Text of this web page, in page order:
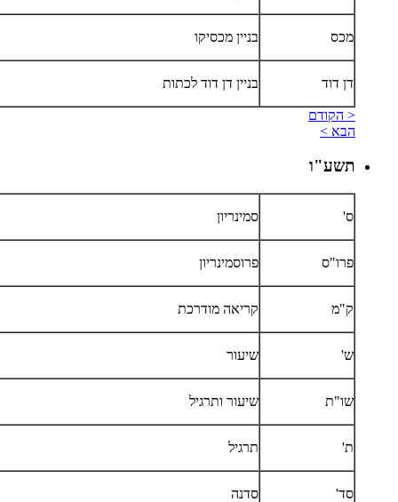
מכס בניין מכסיקו
דן דוד בניין דן דוד לכתות
< הקודם
הבא >
תשע"ו
ס' סמינריון
פרו"ס פרוסמינריון
ק"מ קריאה מודרכת
ש' שיעור
שו"ת שיעור ותרגיל
ת' תרגיל
סד' סדנה